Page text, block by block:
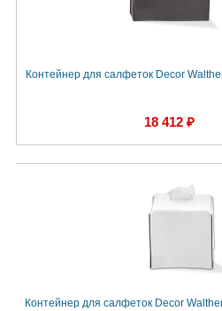
Контейнер для салфеток Decor
18 412 ₽
Контейнер для салфеток Decor